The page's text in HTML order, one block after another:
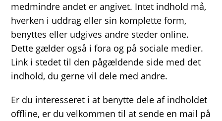
medmindre andet er angivet. Intet indhold må,
hverken i uddrag eller sin komplette form,
benyttes eller udgives andre steder online.
Dette gælder også i fora og på sociale medier.
Link i stedet til den pågældende side med det
indhold, du gerne vil dele med andre.
Er du interesseret i at benytte dele af indholdet
offline, er du velkommen til at sende en mail på